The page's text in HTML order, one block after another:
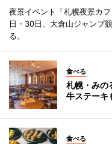
夜景イベント「札幌夜景カ
日・30日、大倉山ジャンプ
る。
食べる
札幌・み
牛ステーキ
食べる